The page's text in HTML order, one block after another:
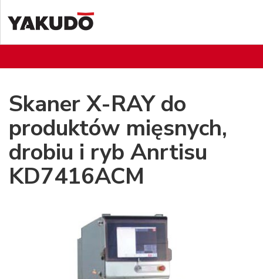
Skaner X-RAY do
produktów mięsnych,
drobiu i ryb Anrtisu
KD7416ACM